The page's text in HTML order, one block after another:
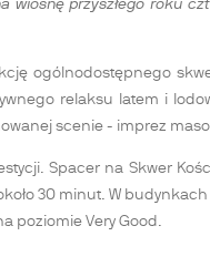
wiosnę przyszłego roku
ogólnodostępnego
relaksu latem i
scenie - imprez
Spacer na Skwer
30 minut. W
poziomie Very Good.